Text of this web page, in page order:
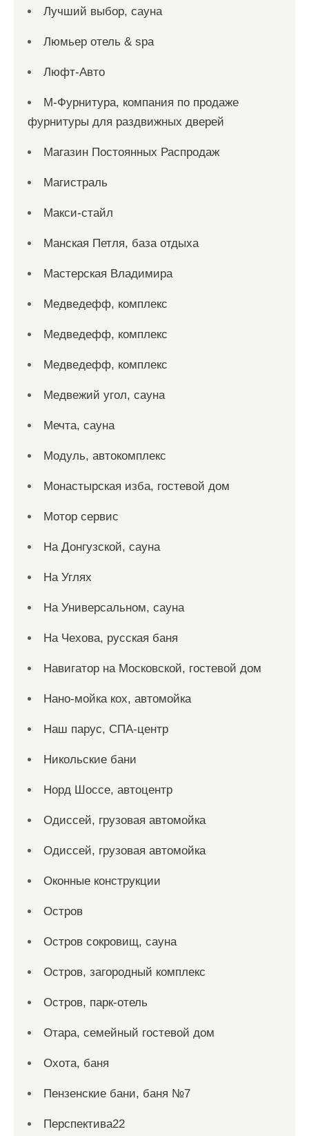
Лучший выбор, сауна
Люмьер отель & spa
Люфт-Авто
М-Фурнитура, компания по продаже
фурнитуры для раздвижных дверей
Магазин Постоянных Распродаж
Магистраль
Макси-стайл
Манская Петля, база отдыха
Мастерская Владимира
Медведефф, комплекс
Медведефф, комплекс
Медведефф, комплекс
Медвежий угол, сауна
Мечта, сауна
Модуль, автокомплекс
Монастырская изба, гостевой дом
Мотор сервис
На Донгузской, сауна
На Углях
На Универсальном, сауна
На Чехова, русская баня
Навигатор на Московской, гостевой дом
Нано-мойка кох, автомойка
Наш парус, СПА-центр
Никольские бани
Норд Шоссе, автоцентр
Одиссей, грузовая автомойка
Одиссей, грузовая автомойка
Оконные конструкции
Остров
Остров сокровищ, сауна
Остров, загородный комплекс
Остров, парк-отель
Отара, семейный гостевой дом
Охота, баня
Пензенские бани, баня №7
Перспектива22